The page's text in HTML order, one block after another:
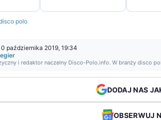
polo
października 2019, 19:34
i redaktor naczelny Disco-Polo.info. W branży disco
DODAJ NAS
OBSERWUJ